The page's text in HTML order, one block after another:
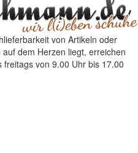
von Artikeln oder
dem Herzen liegt, erreichen
freitags von 9.00 Uhr bis 17.00